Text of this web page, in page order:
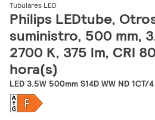
Tubulares LED
Philips LEDtube,
suministro, 500 mm,
2700 K, 375 lm, CRI
hora(s)
LED 3.5W 500mm S14D WW ND 1CT/4